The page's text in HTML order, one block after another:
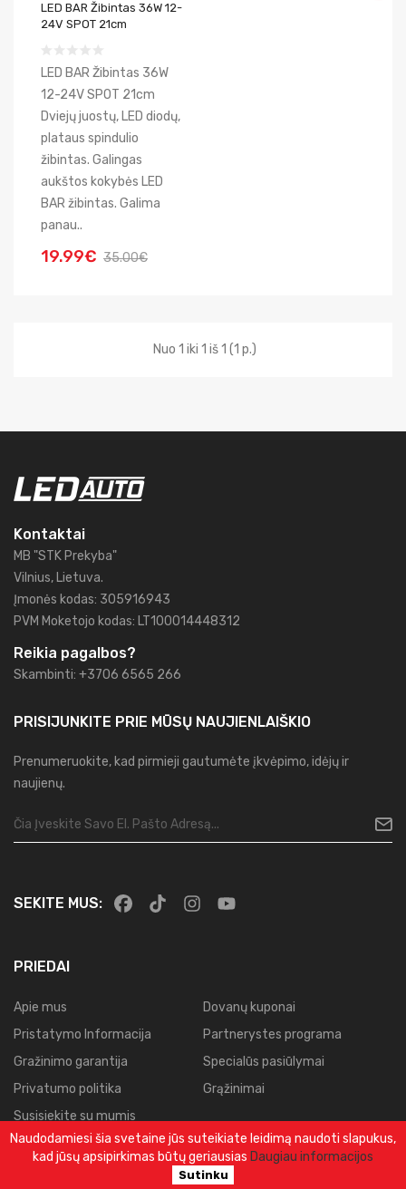
LED BAR Žibintas 36W 12-
24V SPOT 21cm
LED BAR Žibintas 36W
12-24V SPOT 21cm
Dviejų juostų, LED diodų,
plataus spindulio
žibintas. Galingas
aukštos kokybės LED
BAR žibintas. Galima
panau..
19.99€ 35.00€
Nuo 1 iki 1 iš 1 (1 p.)
Naudodamiesi šia svetaine jūs suteikiate leidimą naudoti slapukus,
kad jūsų apsipirkimas būtų geriausias Daugiau informacijos
Sutinku
Kontaktai
MB "STK Prekyba"
Vilnius, Lietuva.
Įmonės kodas: 305916943
PVM Moketojo kodas: LT100014448312
Reikia pagalbos?
Skambinti: +3706 6565 266
PRISIJUNKITE PRIE MŪSŲ NAUJIENLAIŠKIO
Prenumeruokite, kad pirmieji gautumėte įkvėpimo, idėjų ir
naujienų.
SEKITE MUS:
PRIEDAI
Apie mus
Pristatymo Informacija
Gražinimo garantija
Privatumo politika
Susisiekite su mumis
Svetainės planas
Dovanų kuponai
Partnerystes programa
Specialūs pasiūlymai
Grąžinimai